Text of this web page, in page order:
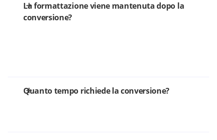
La formattazione viene mantenuta dopo la
conversione?
Quanto tempo richiede la conversione?